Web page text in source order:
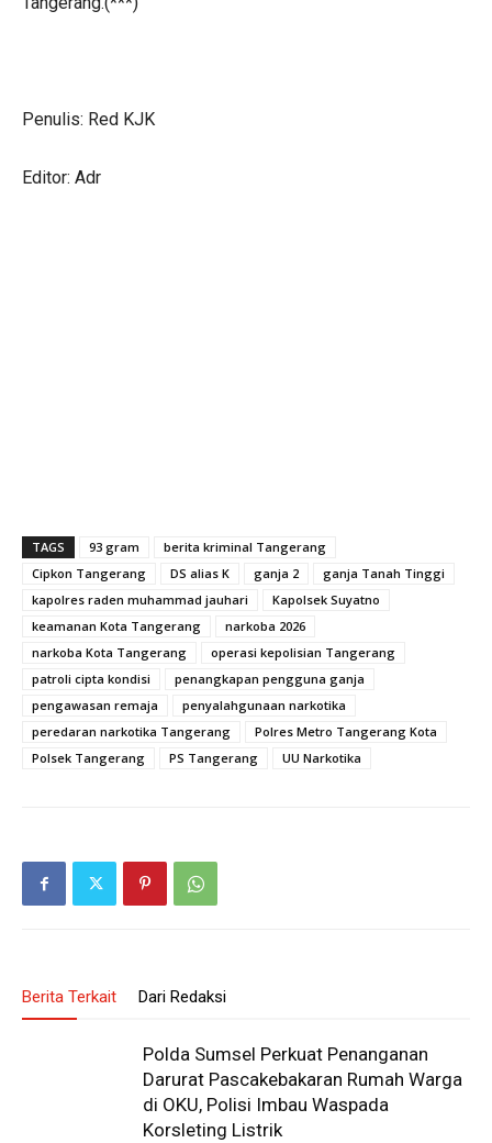
Penulis: Red KJK
Editor: Adr
TAGS 93 gram
berita kriminal Tangerang
Cipkon Tangerang
DS alias K ganja 2
ganja Tanah Tinggi
kapolres raden muhammad jauhari
Kapolsek Suyatno
keamanan Kota Tangerang
narkoba 2026
narkoba Kota Tangerang
operasi kepolisian Tangerang
patroli cipta kondisi
penangkapan pengguna ganja
pengawasan remaja
penyalahgunaan narkotika
peredaran narkotika Tangerang
Polres Metro Tangerang Kota
Polsek Tangerang
PS Tangerang UU Narkotika
Berita Terkait Dari Redaksi
Polda Sumsel Perkuat Penanganan
Darurat Pascakebakaran Rumah Warga
di OKU, Polisi Imbau Waspada
Korsleting Listrik